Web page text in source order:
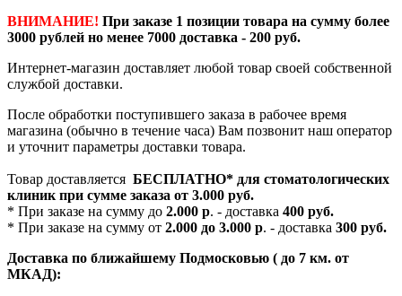
ВНИМАНИЕ! При заказе 1 позиции товара на сумму более
3000 рублей но менее 7000 доставка - 200 руб.
Интернет-магазин доставляет любой товар своей собственной
службой доставки.
После обработки поступившего заказа в рабочее время
магазина (обычно в течение часа) Вам позвонит наш оператор
и уточнит параметры доставки товара.
Товар доставляется БЕСПЛАТНО* для стоматологических
клиник при сумме заказа от 3.000 руб.
* При заказе на сумму до 2.000 р. - доставка 400 руб.
* При заказе на сумму от 2.000 до 3.000 р. - доставка 300 руб.
Доставка по ближайшему Подмосковью ( до 7 км. от
МКАД):